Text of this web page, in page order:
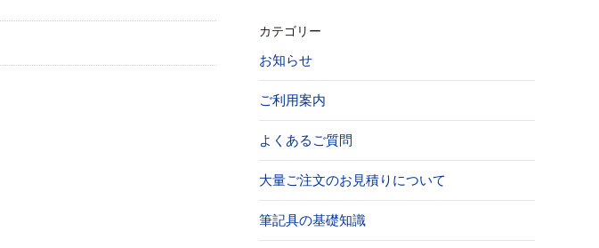
カテゴリー
お知らせ
ご利用案内
よくあるご質問
大量ご注文のお見積りについて
筆記具の基礎知識